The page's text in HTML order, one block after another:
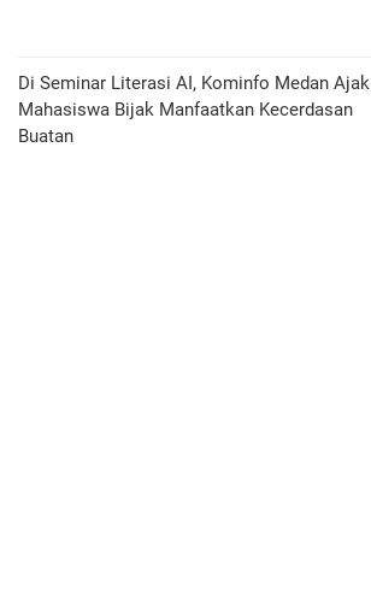
Di Seminar Literasi AI, Kominfo Medan Ajak
Mahasiswa Bijak Manfaatkan Kecerdasan
Buatan